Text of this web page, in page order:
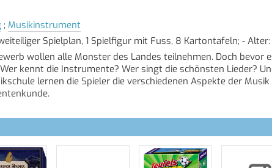
; Musikinstrument
Spielplan, 1 Spielfigur mit Fuss, 8 Kartontafeln; - Alter:
wollen alle Monster des Landes teilnehmen. Doch bevor
kennt die Instrumente? Wer singt die schönsten Lieder?
lernen die Spieler die verschiedenen Aspekte der